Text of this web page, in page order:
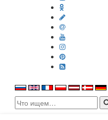
Search
for: